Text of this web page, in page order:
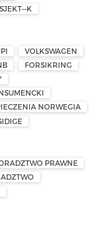
VOLKSWAGEN
FORSIKRING
NORWEGIA
PRAWNE